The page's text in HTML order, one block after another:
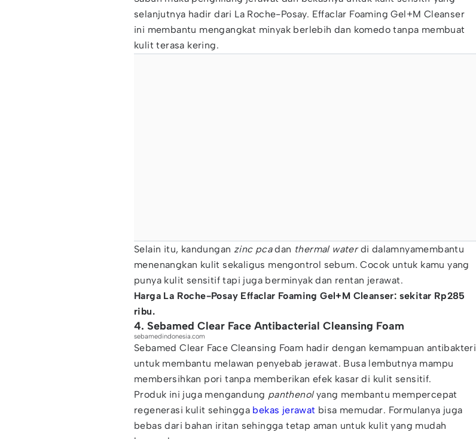
selanjutnya hadir dari La Roche-Posay. Effaclar Foaming Gel+M Cleanser
ini membantu mengangkat minyak berlebih dan komedo tanpa membuat
kulit terasa kering.
Selain itu, kandungan zinc pcadan thermal waterdi dalamnyamembantu
menenangkan kulit sekaligus mengontrol sebum. Cocok untuk kamu yang
punya kulit sensitif tapi juga berminyak dan rentan jerawat.
Harga La Roche-Posay Effaclar Foaming Gel+M Cleanser: sekitar Rp285
ribu.
4. Sebamed Clear Face Antibacterial Cleansing Foam
sebamedindonesia.com
Sebamed Clear Face Cleansing Foam hadir dengan kemampuan antibakteri
untuk membantu melawan penyebab jerawat. Busa lembutnya mampu
membersihkan pori tanpa memberikan efek kasar di kulit sensitif.
Produk ini juga mengandung panthenolyang membantu mempercepat
regenerasi kulit sehingga bekas jerawat bisa memudar. Formulanya juga
bebas dari bahan iritan sehingga tetap aman untuk kulit yang mudah